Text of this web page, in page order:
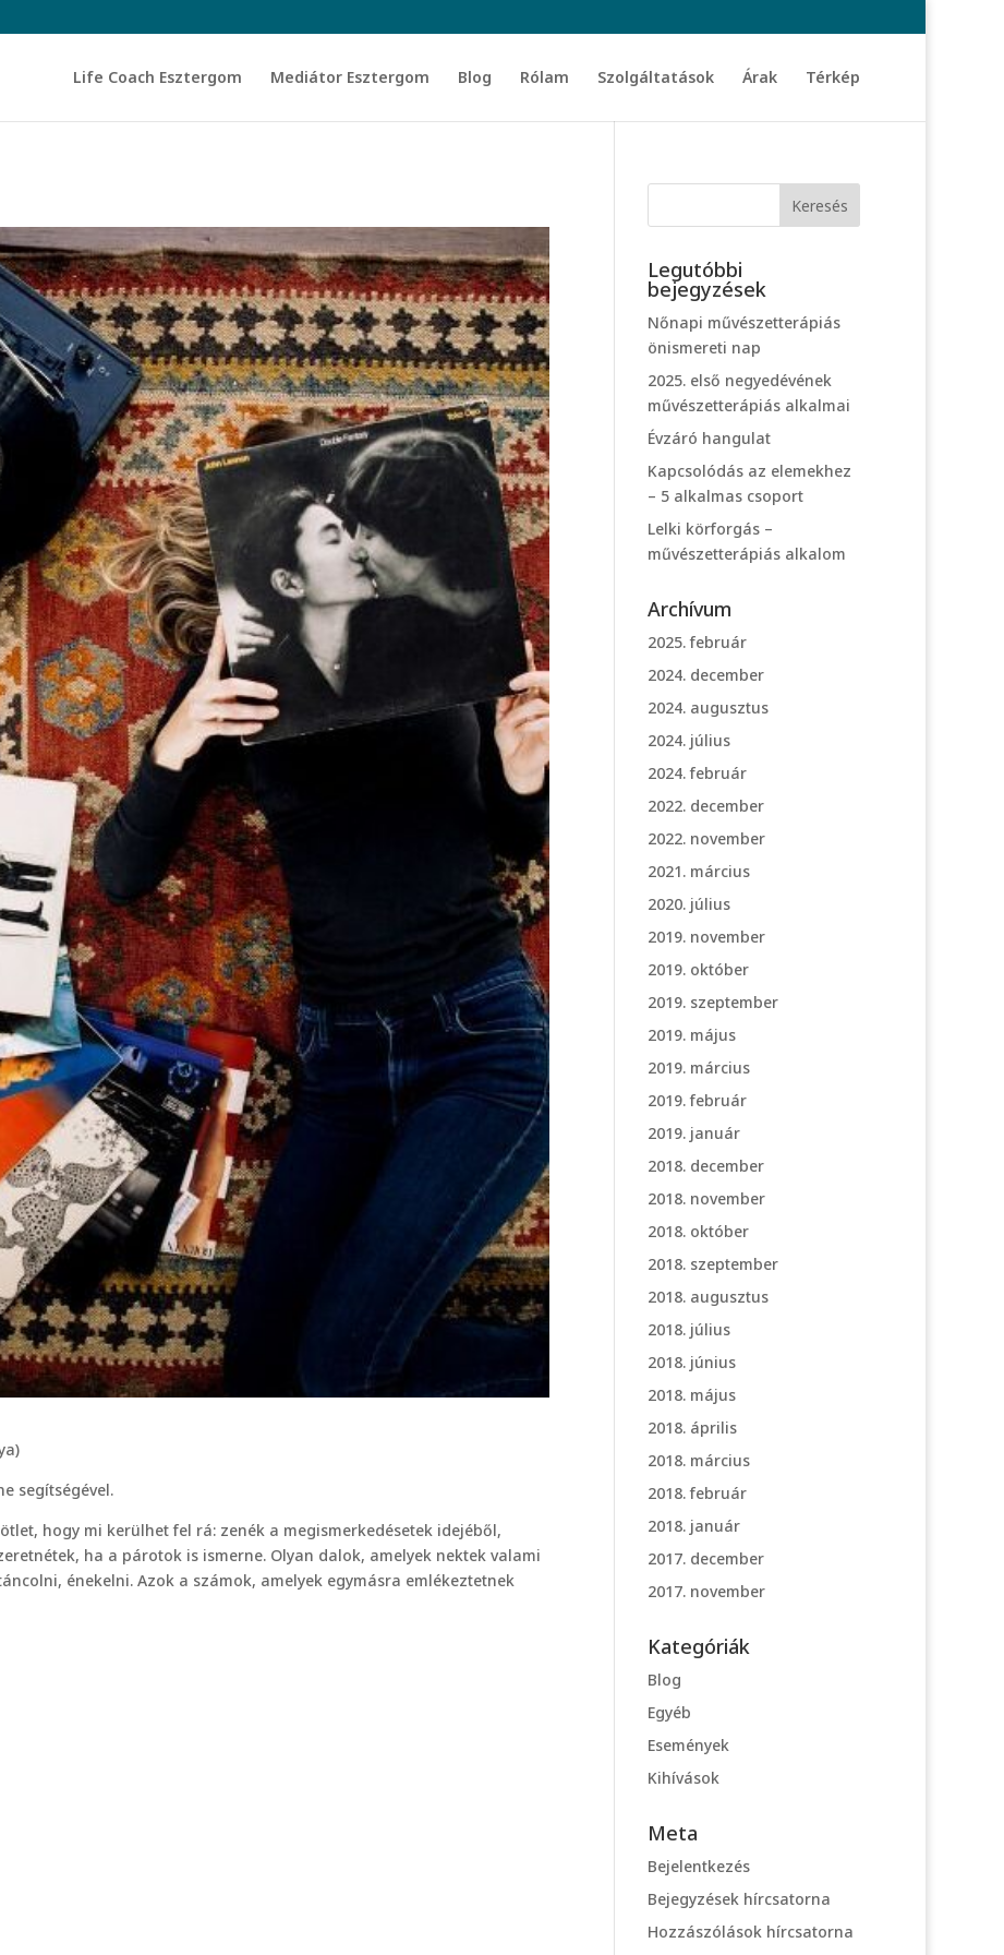
Life Coach Esztergom Mediátor Esztergom Blog Rólam Szolgáltatások Árak Térkép
segítségével.
hogy mi kerülhet fel rá: zenék a megismerkedésetek idejéből,
ha a párotok is ismerne. Olyan dalok, amelyek nektek valami
énekelni. Azok a számok, amelyek egymásra emlékeztetnek
Legutóbbi
bejegyzések
Nőnapi művészetterápiás
önismereti nap
2025. első negyedévének
művészetterápiás alkalmai
Évzáró hangulat
Kapcsolódás az elemekhez
– 5 alkalmas csoport
Lelki körforgás –
művészetterápiás alkalom
Archívum
2025. február
2024. december
2024. augusztus
2024. július
2024. február
2022. december
2022. november
2021. március
2020. július
2019. november
2019. október
2019. szeptember
2019. május
2019. március
2019. február
2019. január
2018. december
2018. november
2018. október
2018. szeptember
2018. augusztus
2018. július
2018. június
2018. május
2018. április
2018. március
2018. február
2018. január
2017. december
2017. november
Kategóriák
Blog
Egyéb
Események
Kihívások
Meta
Bejelentkezés
Bejegyzések hírcsatorna
Hozzászólások hírcsatorna